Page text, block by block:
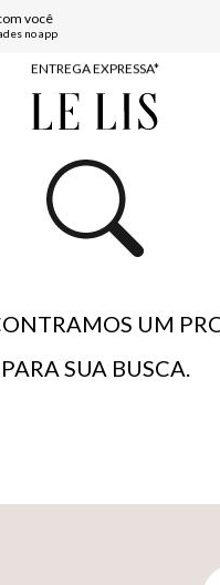
você
no appONLINE E RETIRE EM LOJA*
ENTREGA EXPRESSA*
FRETE GRÁTIS*
10% OFF NA PRIMEIRA COMPRA*
UM
PARA SUA BUSCA.